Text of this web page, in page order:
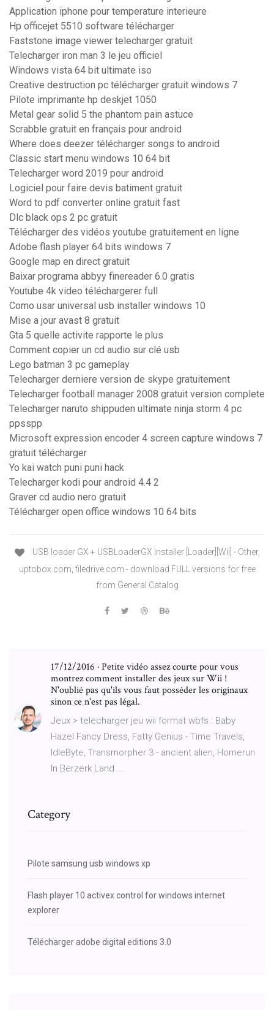
Application iphone pour temperature interieure
Hp officejet 5510 software télécharger
Faststone image viewer telecharger gratuit
Telecharger iron man 3 le jeu officiel
Windows vista 64 bit ultimate iso
Creative destruction pc télécharger gratuit windows 7
Pilote imprimante hp deskjet 1050
Metal gear solid 5 the phantom pain astuce
Scrabble gratuit en français pour android
Where does deezer télécharger songs to android
Classic start menu windows 10 64 bit
Telecharger word 2019 pour android
Logiciel pour faire devis batiment gratuit
Word to pdf converter online gratuit fast
Dlc black ops 2 pc gratuit
Télécharger des vidéos youtube gratuitement en ligne
Adobe flash player 64 bits windows 7
Google map en direct gratuit
Baixar programa abbyy finereader 6.0 gratis
Youtube 4k video téléchargerer full
Como usar universal usb installer windows 10
Mise a jour avast 8 gratuit
Gta 5 quelle activite rapporte le plus
Comment copier un cd audio sur clé usb
Lego batman 3 pc gameplay
Telecharger derniere version de skype gratuitement
Telecharger football manager 2008 gratuit version complete
Telecharger naruto shippuden ultimate ninja storm 4 pc
ppsspp
Microsoft expression encoder 4 screen capture windows 7
gratuit télécharger
Yo kai watch puni puni hack
Telecharger kodi pour android 4.4 2
Graver cd audio nero gratuit
Télécharger open office windows 10 64 bits
USB loader GX + USBLoaderGX Installer [Loader][Wii] - Other,
uptobox.com, filedrive.com - download FULL versions for free
from General Catalog
17/12/2016 · Petite vidéo assez courte pour vous
montrez comment installer des jeux sur Wii !
N'oublié pas qu'ils vous faut posséder les originaux
sinon ce n'est pas légal.
Jeux > telecharger jeu wii format wbfs : Baby
Hazel Fancy Dress, Fatty Genius - Time Travels,
IdleByte, Transmorpher 3 - ancient alien, Homerun
In Berzerk Land ...
Category
Pilote samsung usb windows xp
Flash player 10 activex control for windows internet
explorer
Télécharger adobe digital editions 3.0